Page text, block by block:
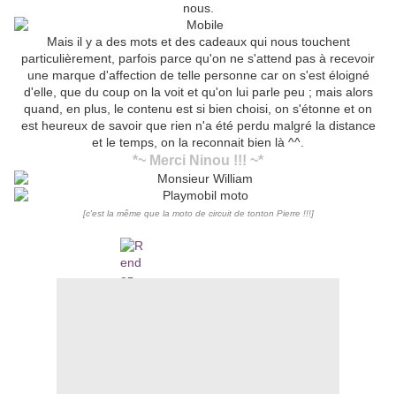
nous.
Mais il y a des mots et des cadeaux qui nous touchent
particulièrement, parfois parce qu'on ne s'attend pas à recevoir
une marque d'affection de telle personne car on s'est éloigné
d'elle, que du coup on la voit et qu'on lui parle peu ; mais alors
quand, en plus, le contenu est si bien choisi, on s'étonne et on
est heureux de savoir que rien n'a été perdu malgré la distance
et le temps, on la reconnait bien là ^^.
*~ Merci Ninou !!! ~*
[c'est la même que la moto de circuit de tonton Pierre !!!]